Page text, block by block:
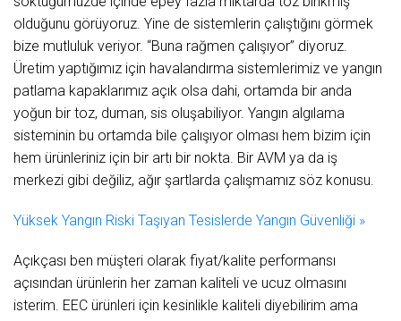
olduğunu görüyoruz. Yine de sistemlerin çalıştığını görmek
bize mutluluk veriyor. “Buna rağmen çalışıyor” diyoruz.
Üretim yaptığımız için havalandırma sistemlerimiz ve yangın
patlama kapaklarımız açık olsa dahi, ortamda bir anda
yoğun bir toz, duman, sis oluşabiliyor. Yangın algılama
sisteminin bu ortamda bile çalışıyor olması hem bizim için
hem ürünleriniz için bir artı bir nokta. Bir AVM ya da iş
merkezi gibi değiliz, ağır şartlarda çalışmamız söz konusu.
Yüksek Yangın Riski Taşıyan Tesislerde Yangın Güvenliği »
Açıkçası ben müşteri olarak fiyat/kalite performansı
açısından ürünlerin her zaman kaliteli ve ucuz olmasını
isterim. EEC ürünleri için kesinlikle kaliteli diyebilirim ama